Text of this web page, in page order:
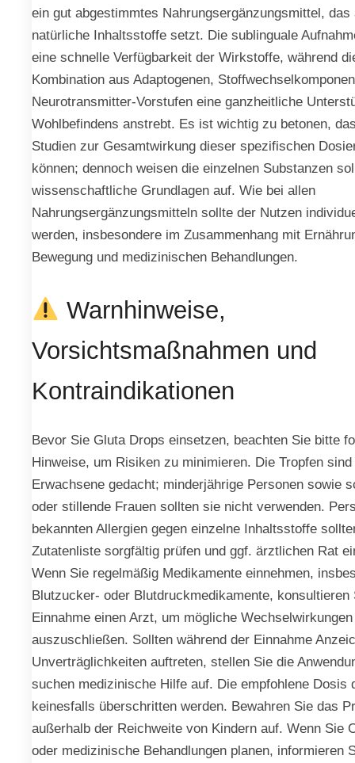
ein gut abgestimmtes Nahrungsergänzungsmittel, das
natürliche Inhaltsstoffe setzt. Die sublinguale
eine schnelle Verfügbarkeit der Wirkstoffe, während
Kombination aus Adaptogenen,
Neurotransmitter-Vorstufen eine ganzheitliche
Wohlbefindens anstrebt. Es ist wichtig zu betonen,
Studien zur Gesamtwirkung dieser spezifischen
können; dennoch weisen die einzelnen Substanzen
wissenschaftliche Grundlagen auf. Wie bei allen
Nahrungsergänzungsmitteln sollte der Nutzen
werden, insbesondere im Zusammenhang mit
Bewegung und medizinischen Behandlungen.
Warnhinweise,
Vorsichtsmaßnahmen und
Kontraindikationen
Bevor Sie Gluta Drops einsetzen, beachten Sie bitte
Hinweise, um Risiken zu minimieren. Die Tropfen
Erwachsene gedacht; minderjährige Personen sowie
oder stillende Frauen sollten sie nicht verwenden.
bekannten Allergien gegen einzelne Inhaltsstoffe
Zutatenliste sorgfältig prüfen und ggf. ärztlichen Rat
Wenn Sie regelmäßig Medikamente einnehmen,
Blutzucker- oder Blutdruckmedikamente, konsultieren
Einnahme einen Arzt, um mögliche Wechselwirkungen
auszuschließen. Sollten während der Einnahme
Unverträglichkeiten auftreten, stellen Sie die
suchen medizinische Hilfe auf. Die empfohlene Dosis
keinesfalls überschritten werden. Bewahren Sie das
außerhalb der Reichweite von Kindern auf. Wenn Sie
oder medizinische Behandlungen planen, informieren